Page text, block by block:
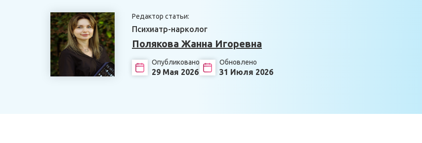
Редактор статьи:
Психиатр-нарколог
Полякова Жанна Игоревна
Опубликовано
29 Мая 2026
Обновлено
31 Июля 2026